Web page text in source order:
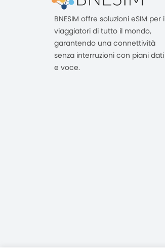
BNESIM offre soluzioni eSIM per i
viaggiatori di tutto il mondo,
garantendo una connettività
senza interruzioni con piani dati
e voce.